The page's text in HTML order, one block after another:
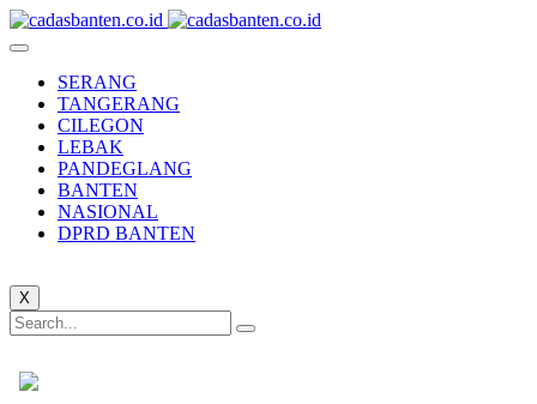
SERANG
TANGERANG
CILEGON
LEBAK
PANDEGLANG
BANTEN
NASIONAL
DPRD BANTEN
X